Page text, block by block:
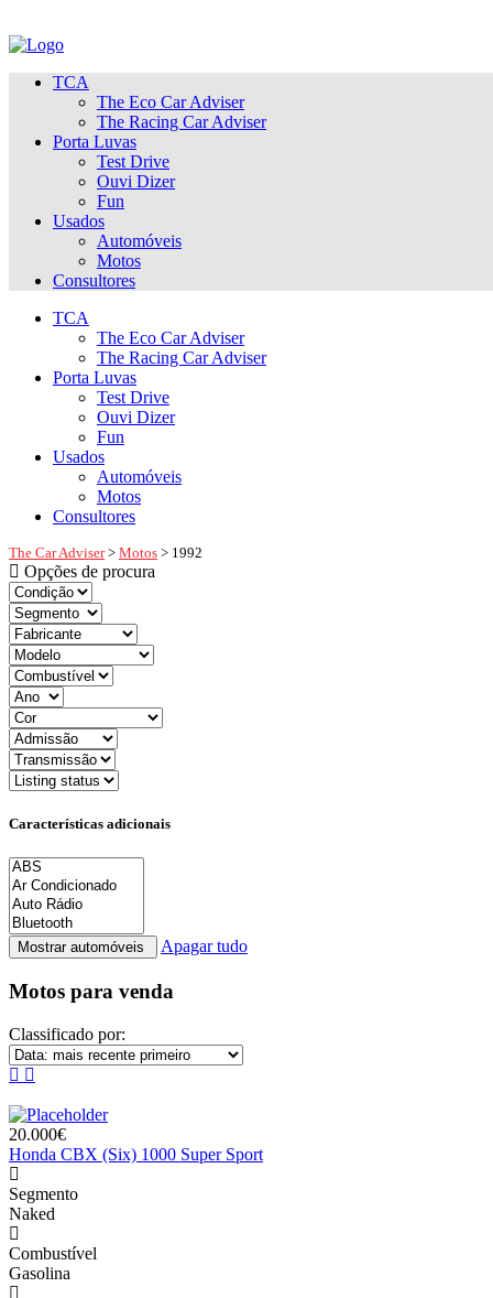
TCA
The Eco Car Adviser
The Racing Car Adviser
Porta Luvas
Test Drive
Ouvi Dizer
Fun
Usados
Automóveis
Motos
Consultores
TCA
The Eco Car Adviser
The Racing Car Adviser
Porta Luvas
Test Drive
Ouvi Dizer
Fun
Usados
Automóveis
Motos
Consultores
The Car Adviser> Motos > 1992
Opções de procura
Características adicionais
Apagar tudo
Motos para venda
Classificado por:
20.000€
Honda CBX (Six) 1000 Super Sport
Segmento
Naked
Combustível
Gasolina